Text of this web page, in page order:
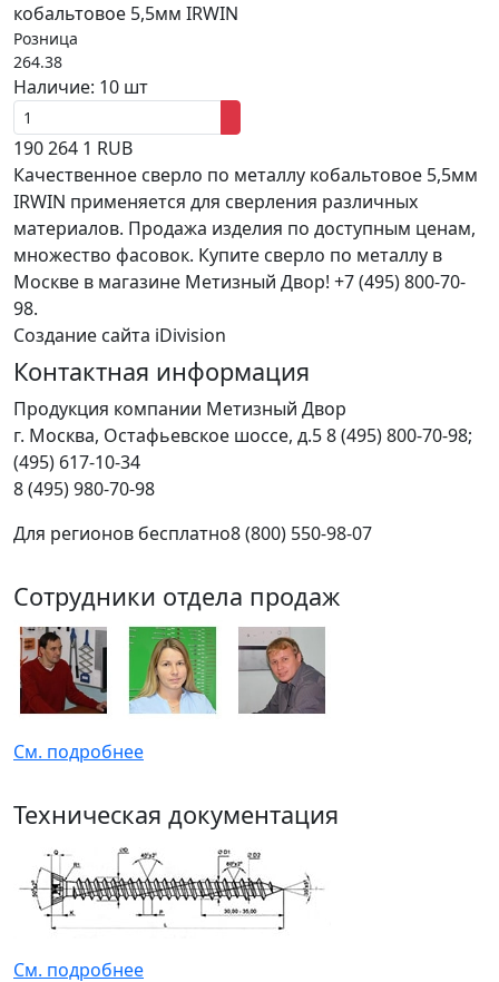
кобальтовое 5,5мм IRWIN
Розница
264.38
Наличие: 10 шт
190264 1 RUB
Качественное сверло по металлу кобальтовое 5,5мм
IRWIN применяется для сверления различных
материалов. Продажа изделия по доступным ценам,
множество фасовок. Купите сверло по металлу в
Москве в магазине Метизный Двор! +7 (495) 800-70-
98.
Создание сайта iDivision
Контактная информация
Продукция компании Метизный Двор
г. Москва, Остафьевское шоссе, д.58 (495) 800-70-98;
(495) 617-10-34
8 (495) 980-70-98
Для регионов бесплатно8 (800) 550-98-07
Сотрудники отдела продаж
См. подробнее
Техническая документация
См. подробнее